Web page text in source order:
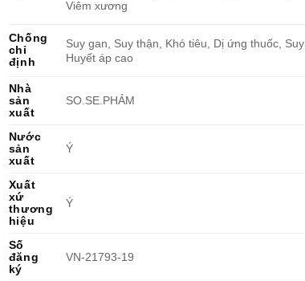
Viêm xương
Chống
chỉ
định
Suy gan, Suy thận, Khó tiêu, Dị ứng thuốc, Suy
Huyết áp cao
Nhà
sản
xuất
SO.SE.PHẢM
Nước
sản
xuất
Ý
Xuất
xứ
thương
hiệu
Ý
Số
đăng
ký
VN-21793-19